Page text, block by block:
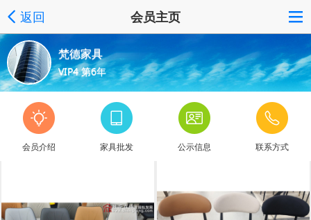
返回 会员主页
梵德家具
VIP4 第6年
会员介绍 家具批发 公示信息 联系方式